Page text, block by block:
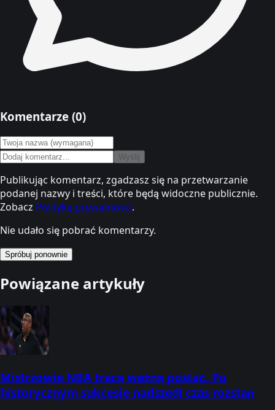
Komentarze (0)
Wyślij
Publikując komentarz, zgadzasz się na przetwarzanie
podanej nazwy i treści, które będą widoczne publicznie.
Zobacz Politykę prywatności.
Nie udało się pobrać komentarzy.
Spróbuj ponownie
Powiązane artykuły
Mistrzowie NBA tracą ważną postać. Po
historycznym sukcesie nadszedł czas rozstań